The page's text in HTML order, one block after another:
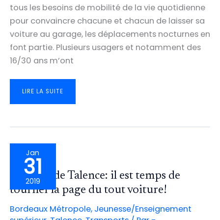
tous les besoins de mobilité de la vie quotidienne
pour convaincre chacune et chacun de laisser sa
voiture au garage, les déplacements nocturnes en
font partie. Plusieurs usagers et notamment des
16/30 ans m’ont
LES
ET
MIEUX
CONNECTÉS
BORDEAUX
EN
SOIRÉE
LIRE LA SUITE
Jan
31
2019
Campus de Talence: il est temps de
tourner la page du tout voiture!
Bordeaux Métropole, Jeunesse/Enseignement